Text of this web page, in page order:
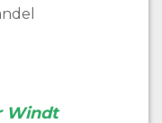
Windt